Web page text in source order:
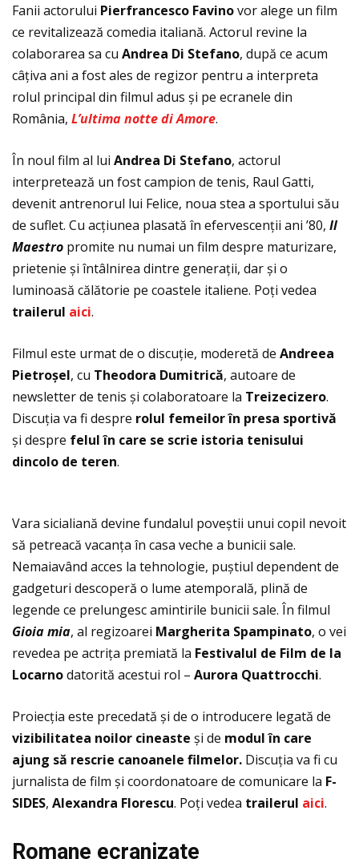
Fanii actorului Pierfrancesco Favinovor alege un film
ce revitalizează comedia italiană. Actorul revine la
colaborarea sa cu Andrea Di Stefano, după ce acum
câţiva ani a fost ales de regizor pentru a interpreta
rolul principal din filmul adus și pe ecranele din
România, L’ultima notte di Amore.
În noul film al lui Andrea Di Stefano, actorul
interpretează un fost campion de tenis, Raul Gatti,
devenit antrenorul lui Felice, noua stea a sportului său
de suflet. Cu acţiunea plasată în efervescenţii ani ’80, Il
Maestro promite nu numai un film despre maturizare,
prietenie și întâlnirea dintre generaţii, dar și o
luminoasă călătorie pe coastele italiene. Poţi vedea
trailerul aici.
Filmul este urmat de o discuție, moderetă de Andreea
Pietroșel, cu Theodora Dumitrică, autoare de
newsletter de tenis și colaboratoare la Treizecizero.
Discuţia va fi despre rolul femeilor în presa sportivă
și despre felul în care se scrie istoria tenisului
dincolo de teren.
Vara sicialiană devine fundalul poveștii unui copil nevoit
să petreacă vacanţa în casa veche a bunicii sale.
Nemaiavând acces la tehnologie, puștiul dependent de
gadgeturi descoperă o lume atemporală, plină de
legende ce prelungesc amintirile bunicii sale. În filmul
Gioia mia, al regizoarei Margherita Spampinato, o vei
revedea pe actriţa premiată la Festivalul de Film de la
Locarnodatorită acestui rol – Aurora Quattrocchi.
Proiecţia este precedată și de o introducere legată de
vizibilitatea noilor cineaste și de modulîn care
ajung să rescrie canoanele filmelor. Discuţia va fi cu
jurnalista de film și coordonatoare de comunicare la F-
SIDES, Alexandra Florescu. Poţi vedea trailerul aici.
Romane ecranizate